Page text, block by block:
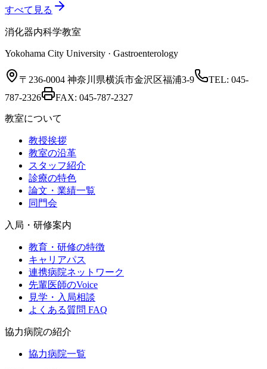
すべて見る
消化器内科学教室
Yokohama City University · Gastroenterology
〒236-0004 神奈川県横浜市金沢区福浦3-9 TEL: 045-
787-2326
FAX: 045-787-2327
教室について
教授挨拶
教室の沿革
スタッフ紹介
診療の特色
論文・業績一覧
同門会
入局・研修案内
教育・研修の特徴
キャリアパス
連携病院ネットワーク
先輩医師のVoice
見学・入局相談
よくある質問 FAQ
協力病院の紹介
協力病院一覧